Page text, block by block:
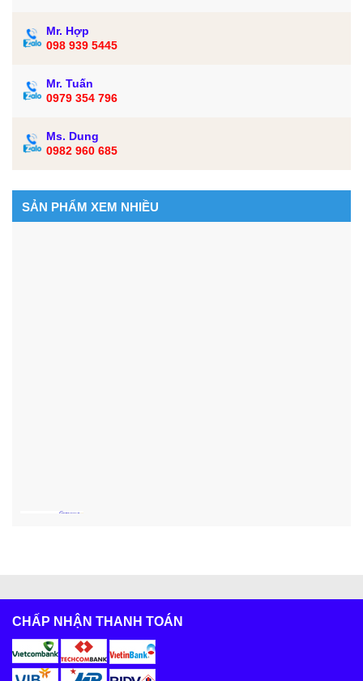
Mr. Hợp
098 939 5445
Mr. Tuấn
0979 354 796
Ms. Dung
0982 960 685
SẢN PHẨM XEM NHIỀU
19.000₫ 24.000₫
Cáp điều khiển Belden 18 AWG 1 pair
CHẤP NHẬN THANH TOÁN